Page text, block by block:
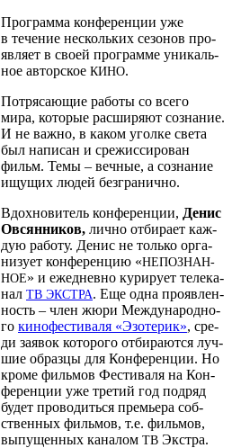
Про­грам­ма кон­фе­рен­ции уже
в тече­ние несколь­ких сезо­нов про­
яв­ля­ет в сво­ей про­грам­ме уни­каль­
ное автор­ское КИНО.
Потря­са­ю­щие рабо­ты со все­го
мира, кото­рые рас­ши­ря­ют созна­ние.
И не важ­но, в каком угол­ке све­та
был напи­сан и сре­жис­си­ро­ван
фильм. Темы – веч­ные, а созна­ние
ищу­щих людей безгранично.
Вдох­но­ви­тель кон­фе­рен­ции, Денис
Овсян­ни­ков, лич­но отби­ра­ет каж­
дую рабо­ту. Денис не толь­ко орга­
ни­зу­ет кон­фе­рен­цию «НЕПО­ЗНАН­
НОЕ» и еже­днев­но кури­ру­ет теле­ка­
нал ТВ ЭКС­Т­РА. Еще одна про­яв­лен­
ность – член жюри Меж­ду­на­род­но­
го кино­фе­сти­ва­ля «Эзо­те­рик», сре­
ди заявок кото­ро­го отби­ра­ют­ся луч­
шие образ­цы для Кон­фе­рен­ции. Но
кро­ме филь­мов Фести­ва­ля на Кон­
фе­рен­ции уже тре­тий год под­ряд
будет про­во­дить­ся пре­мье­ра соб­
ствен­ных филь­мов, т.е. филь­мов,
выпу­щен­ных кана­лом ТВ Экстра.